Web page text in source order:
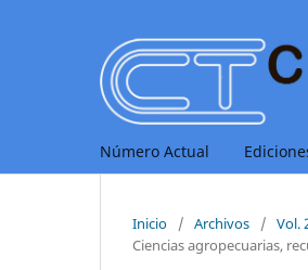
Número Actual
Inicio / Archivos / Vol.
Ciencias agropecuarias,